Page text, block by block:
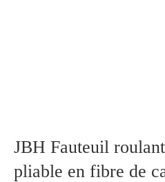
JBH Fauteuil
pliable en fibre de